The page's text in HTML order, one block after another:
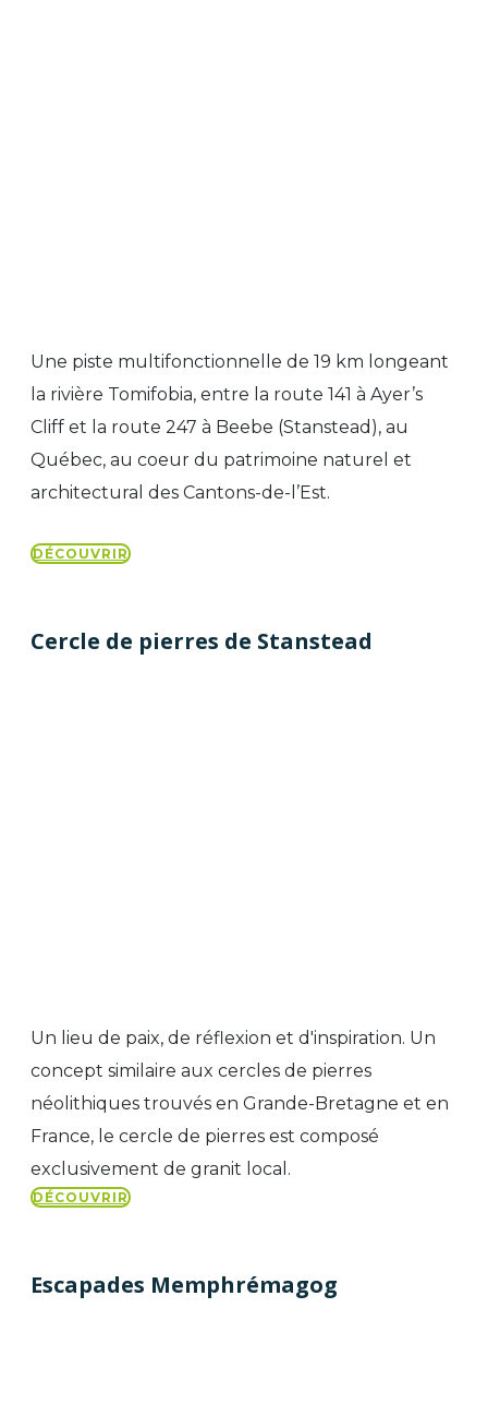
Une piste multifonctionnelle de 19 km longeant
la rivière Tomifobia, entre la route 141 à Ayer’s
Cliff et la route 247 à Beebe (Stanstead), au
Québec, au coeur du patrimoine naturel et
architectural des Cantons-de-l’Est.
DÉCOUVRIR
Cercle de pierres de Stanstead
Un lieu de paix, de réflexion et d'inspiration. Un
concept similaire aux cercles de pierres
néolithiques trouvés en Grande-Bretagne et en
France, le cercle de pierres est composé
exclusivement de granit local.
DÉCOUVRIR
Escapades Memphrémagog